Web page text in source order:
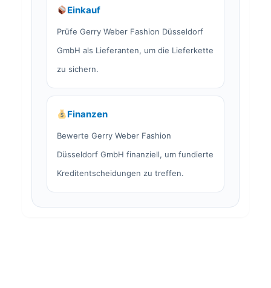
Einkauf
Prüfe Gerry Weber Fashion Düsseldorf
GmbH als Lieferanten, um die Lieferkette
zu sichern.
Finanzen
Bewerte Gerry Weber Fashion
Düsseldorf GmbH finanziell, um fundierte
Kreditentscheidungen zu treffen.